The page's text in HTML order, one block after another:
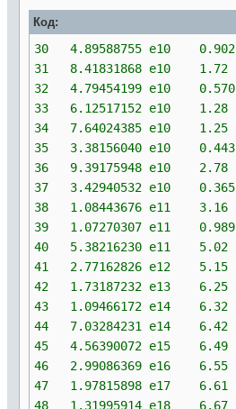
Код:
30 4.89588755 e10 0.902
31 8.41831868 e10 1.72
32 4.79454199 e10 0.570
33 6.12517152 e10 1.28
34 7.64024385 e10 1.25
35 3.38156040 e10 0.443
36 9.39175948 e10 2.78
37 3.42940532 e10 0.365
38 1.08443676 e11 3.16
39 1.07270307 e11 0.989
40 5.38216230 e11 5.02
41 2.77162826 e12 5.15
42 1.73187232 e13 6.25
43 1.09466172 e14 6.32
44 7.03284231 e14 6.42
45 4.56390072 e15 6.49
46 2.99086369 e16 6.55
47 1.97815898 e17 6.61
48 1.31995914 e18 6.67